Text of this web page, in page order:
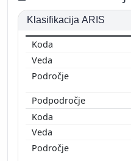
Klasifikacija ARIS